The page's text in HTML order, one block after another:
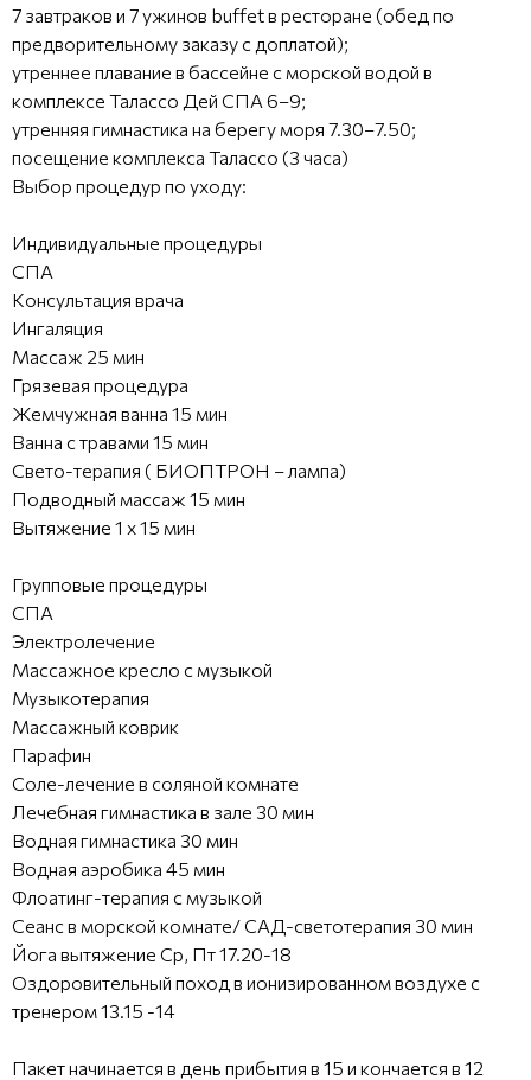
7 завтраков и 7 ужинов buffet в ресторане (обед по
предворительному заказу с доплатой);
утреннее плавание в бассейне с морской водой в
комплексе Талассо Дей СПА 6–9;
утренняя гимнастика на берегу моря 7.30–7.50;
посещение комплекса Талассо (3 часа)
Выбор процедур по уходу:
Индивидуальные процедуры
СПА
Kонсультация врача
Ингаляция
Массаж 25 мин
Грязевая процедура
Жемчужная ванна 15 мин
Ванна с травами 15 мин
Свето-терапия ( БИОПТРОН – лампа)
Подводный массаж 15 мин
Вытяжение 1 х 15 мин
Групповые процедуры
СПА
Электролечение
Массажное кресло с музыкой
Музыкотерапия
Массажный коврик
Парафин
Соле-лечение в соляной комнате
Лечебная гимнастика в зале 30 мин
Водная гимнастика 30 мин
Водная аэробика 45 мин
Флоатинг-терапия с музыкой
Сеанс в морской комнате/ САД-светотерапия 30 мин
Йога вытяжение Ср, Пт 17.20-18
Оздоровительный поход в ионизированном воздухе с
тренером 13.15 -14
Пакет начинается в день прибытия в 15 и кончается в 12